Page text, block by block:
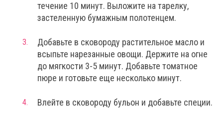
течение 10 минут. Выложите на тарелку,
застеленную бумажным полотенцем.
Добавьте в сковороду растительное масло и
всыпьте нарезанные овощи. Держите на огне
до мягкости 3-5 минут. Добавьте томатное
пюре и готовьте еще несколько минут.
Влейте в сковороду бульон и добавьте специи.